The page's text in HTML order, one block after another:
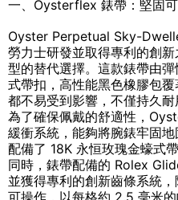
一、Oysterflex 錶帶：堅固
Oyster Perpetual Sky-
勞力士研發並取得專利的創
型的替代選擇。這款錶帶由
式帶扣，高性能黑色橡膠包
都不易受到影響，不僅持久耐
為了確保佩戴的舒適性，
緩衝系統，能夠將腕錶牢固
配備了 18K 永恒玫瑰金蠔式
同時，錶帶配備的 Rolex
並獲得專利的創新齒條系統